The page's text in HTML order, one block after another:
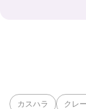
カスハラ クレ